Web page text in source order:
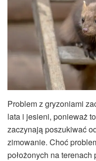
Problem z gryzoniami
lata i jesieni, ponieważ
zaczynają poszukiwać
zimowanie. Choć
położonych na